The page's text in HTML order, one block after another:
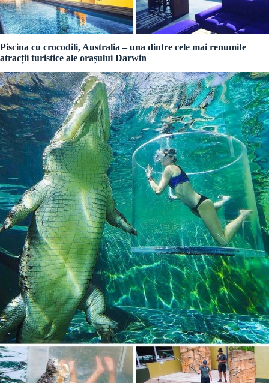
Piscina cu crocodili, Australia – una dintre cele mai renumite
atracții turistice ale orașului Darwin